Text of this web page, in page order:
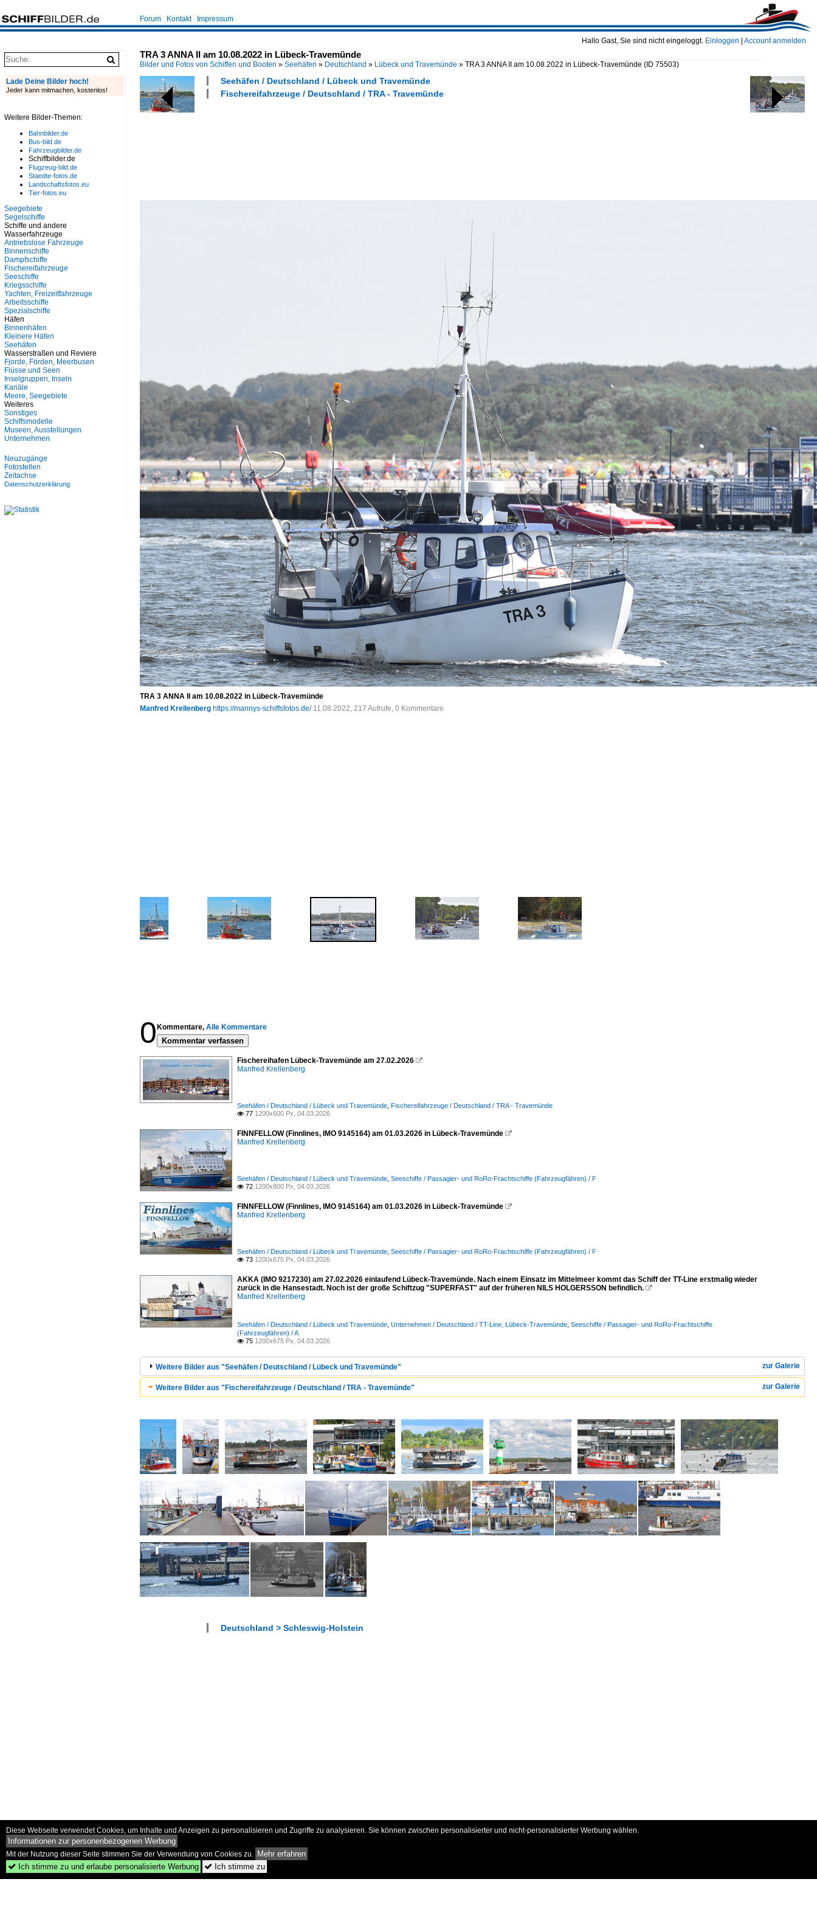
Hallo Gast, Sie sind nicht eingeloggt. Einloggen Account anmelden
Forum Kontakt Impressum
TRA 3 ANNA II am 10.08.2022 in Lübeck-Travemünde
Bilder und Fotos von Schiffen und Booten » Seehäfen » Deutschland » Lübeck und Travemünde » TRA 3 ANNA II am 10.08.2022 in Lübeck-Travemünde (ID 75503)
Seehäfen / Deutschland / Lübeck und Travemünde
Fischereifahrzeuge / Deutschland / TRA - Travemünde
TRA 3 ANNA II am 10.08.2022 in Lübeck-Travemünde
Manfred Krellenberg https://mannys-schiffsfotos.de/ 11.08.2022, 217 Aufrufe, 0 Kommentare
0 Kommentare, Alle Kommentare
Kommentar verfassen
Fischereihafen Lübeck-Travemünde am 27.02.2026 
Manfred Krellenberg
Seehäfen / Deutschland / Lübeck und Travemünde Fischereifahrzeuge / Deutschland / TRA - Travemünde
 77 1200x600 Px, 04.03.2026
FINNFELLOW (Finnlines, IMO 9145164) am 01.03.2026 in Lübeck-Travemünde 
Manfred Krellenberg
Seehäfen / Deutschland / Lübeck und Travemünde Seeschiffe / Passagier- und RoRo-Frachtschiffe (Fahrzeugfähren) / F
 72 1200x800 Px, 04.03.2026
FINNFELLOW (Finnlines, IMO 9145164) am 01.03.2026 in Lübeck-Travemünde 
Manfred Krellenberg
Seehäfen / Deutschland / Lübeck und Travemünde Seeschiffe / Passagier- und RoRo-Frachtschiffe (Fahrzeugfähren) / F
 73 1200x675 Px, 04.03.2026
AKKA (IMO 9217230) am 27.02.2026 einlaufend Lübeck-Travemünde. Nach einem Einsatz im Mittelmeer kommt das Schiff der TT-Line erstmalig wieder
zurück in die Hansestadt. Noch ist der große Schiftzug "SUPERFAST" auf der früheren NILS HOLGERSSON befindlich. 
Manfred Krellenberg
Seehäfen / Deutschland / Lübeck und Travemünde Unternehmen / Deutschland / TT-Line, Lübeck-Travemünde Seeschiffe / Passagier- und RoRo-Frachtschiffe
(Fahrzeugfähren) / A
 75 1200x675 Px, 04.03.2026
zur Galerie
Weitere Bilder aus "Seehäfen / Deutschland / Lübeck und Travemünde"
zur Galerie
Weitere Bilder aus "Fischereifahrzeuge / Deutschland / TRA - Travemünde"
Deutschland > Schleswig-Holstein
Lade Deine Bilder hoch!
Jeder kann mitmachen, kostenlos!
Weitere Bilder-Themen:
Bahnbilder.de
Bus-bild.de
Fahrzeugbilder.de
Schiffbilder.de
Flugzeug-bild.de
Staedte-fotos.de
Landschaftsfotos.eu
Tier-fotos.eu
Seegebiete
Segelschiffe
Schiffe und andere
Wasserfahrzeuge
Antriebslose Fahrzeuge
Binnenschiffe
Dampfschiffe
Fischereifahrzeuge
Seeschiffe
Kriegsschiffe
Yachten, Freizeitfahrzeuge
Arbeitsschiffe
Spezialschiffe
Häfen
Binnenhäfen
Kleinere Häfen
Seehäfen
Wasserstraßen und Reviere
Fjorde, Förden, Meerbusen
Flüsse und Seen
Inselgruppen, Inseln
Kanäle
Meere, Seegebiete
Weiteres
Sonstiges
Schiffsmodelle
Museen, Ausstellungen
Unternehmen
Neuzugänge
Fotostellen
Zeitachse
Datenschutzerklärung
Diese Webseite verwendet Cookies, um Inhalte und Anzeigen zu personalisieren und Zugriffe zu analysieren. Sie können zwischen personalisierter und nicht-personalisierter Werbung wählen.
Informationen zur personenbezogenen Werbung
Mit der Nutzung dieser Seite stimmen Sie der Verwendung von Cookies zu. Mehr erfahren
 Ich stimme zu und erlaube personalisierte Werbung  Ich stimme zu